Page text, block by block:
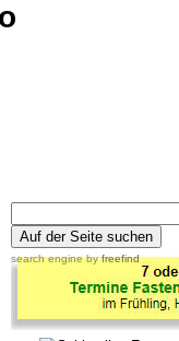
search enginebyfreefind